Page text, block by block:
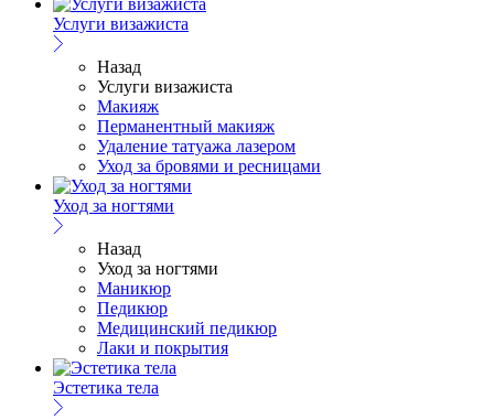
Услуги визажиста
Назад
Услуги визажиста
Макияж
Перманентный макияж
Удаление татуажа лазером
Уход за бровями и ресницами
Уход за ногтями
Назад
Уход за ногтями
Маникюр
Педикюр
Медицинский педикюр
Лаки и покрытия
Эстетика тела